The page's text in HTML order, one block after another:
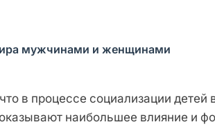
мужчинами и женщинами
в процессе социализации
наибольшее влияние и